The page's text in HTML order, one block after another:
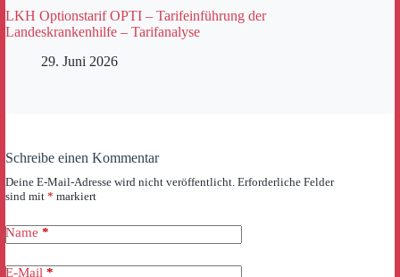
LKH Optionstarif OPTI – Tarifeinführung der
Landeskrankenhilfe – Tarifanalyse
29. Juni 2026
Schreibe einen Kommentar
Deine E-Mail-Adresse wird nicht veröffentlicht. Erforderliche Felder
sind mit * markiert
Name *
E-Mail *